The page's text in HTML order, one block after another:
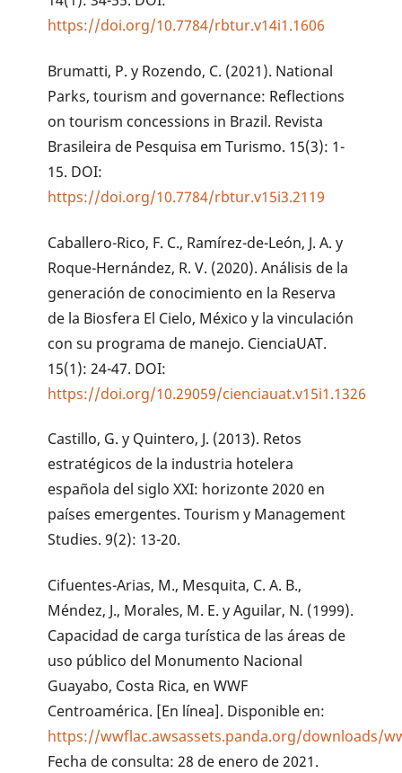
https://doi.org/10.7784/rbtur.v14i1.1606
Brumatti, P. y Rozendo, C. (2021). National
Parks, tourism and governance: Reflections
on tourism concessions in Brazil. Revista
Brasileira de Pesquisa em Turismo. 15(3): 1-
15. DOI:
https://doi.org/10.7784/rbtur.v15i3.2119
Caballero-Rico, F. C., Ramírez-de-León, J. A. y
Roque-Hernández, R. V. (2020). Análisis de la
generación de conocimiento en la Reserva
de la Biosfera El Cielo, México y la vinculación
con su programa de manejo. CienciaUAT.
15(1): 24-47. DOI:
https://doi.org/10.29059/cienciauat.v15i1.1326
Castillo, G. y Quintero, J. (2013). Retos
estratégicos de la industria hotelera
española del siglo XXI: horizonte 2020 en
países emergentes. Tourism y Management
Studies. 9(2): 13-20.
Cifuentes-Arias, M., Mesquita, C. A. B.,
Méndez, J., Morales, M. E. y Aguilar, N. (1999).
Capacidad de carga turística de las áreas de
uso público del Monumento Nacional
Guayabo, Costa Rica, en WWF
Centroamérica. [En línea]. Disponible en:
https://wwflac.awsassets.panda.org/downloads/
Fecha de consulta: 28 de enero de 2021.